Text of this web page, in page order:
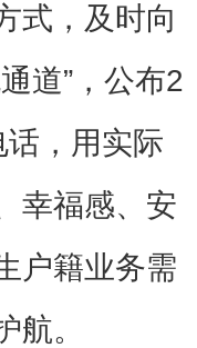
式，及时向
道”，公布2
，用实际
幸福感、安
户籍业务需
航。